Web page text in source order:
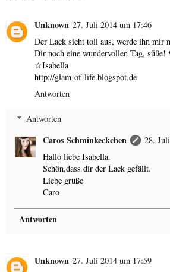
Unknown 27. Juli 2014 um 17:46
Der Lack sieht toll aus, werde ihn mir
Dir noch eine wundervollen Tag,
☆Isabella
http://glam-of-life.blogspot.de
Antworten
Antworten
Caros Schminkeckchen
28.
Hallo liebe Isabella.
Schön,dass dir der Lack gefällt.
Liebe grüße
Caro
Antworten
Unknown 27. Juli 2014 um 17:59